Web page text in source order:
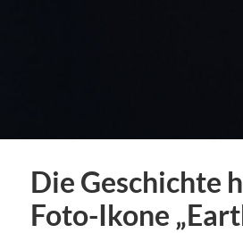
Die Geschichte
Foto-Ikone